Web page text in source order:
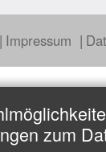
Impressum
zum